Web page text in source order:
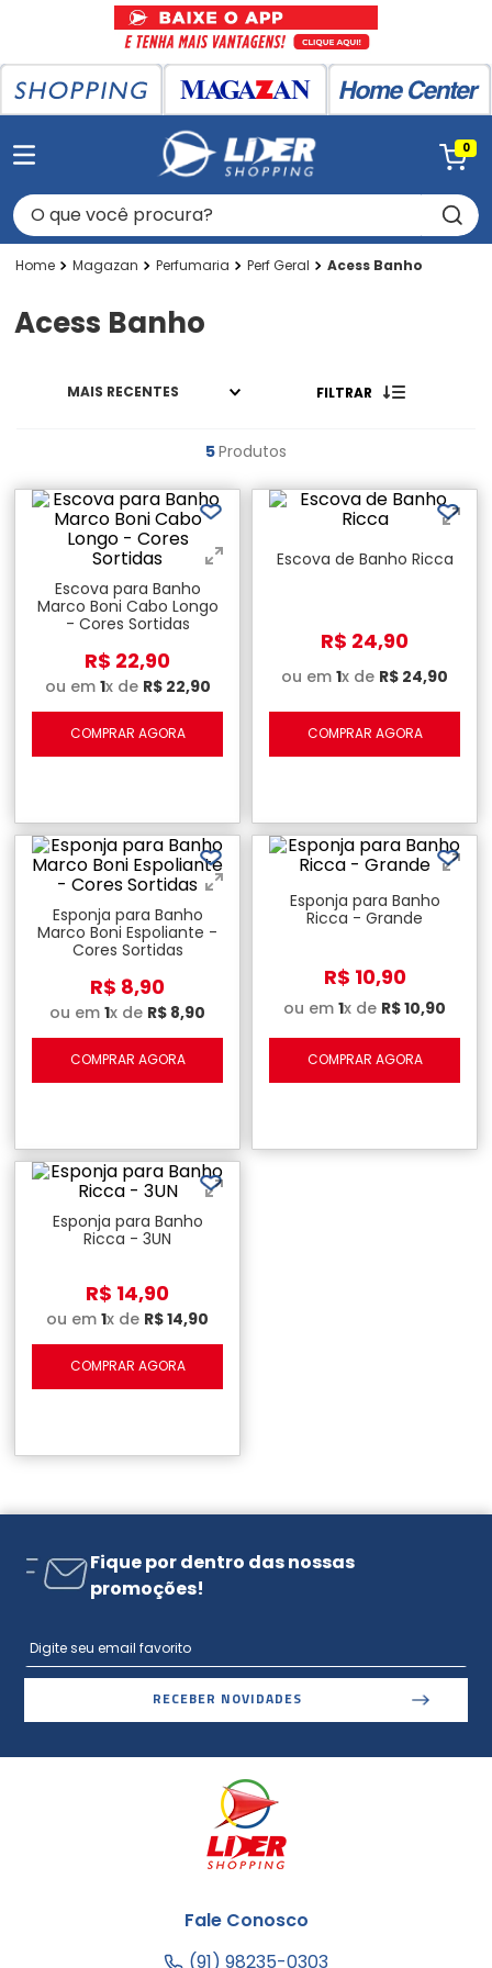
0
O que você procura?
Magazan Perfumaria Perf Geral Acess Banho
Acess Banho
MAIS RECENTES FILTRAR
5Produtos
Escova para Banho
Marco Boni Cabo Longo
- Cores Sortidas
R$ 22,90
ou em 1x de R$ 22,90
COMPRAR AGORA
Escova de Banho Ricca
R$ 24,90
ou em 1x de R$ 24,90
COMPRAR AGORA
Esponja para Banho
Marco Boni Espoliante -
Cores Sortidas
R$ 8,90
ou em 1x de R$ 8,90
COMPRAR AGORA
Esponja para Banho
Ricca - Grande
R$ 10,90
ou em 1x de R$10,90
COMPRAR AGORA
Esponja para Banho
Ricca - 3UN
R$ 14,90
ou em 1x de R$14,90
COMPRAR AGORA
Fique por dentro das nossas
promoções!
RECEBER NOVIDADES
Fale Conosco
(91) 98235-0303